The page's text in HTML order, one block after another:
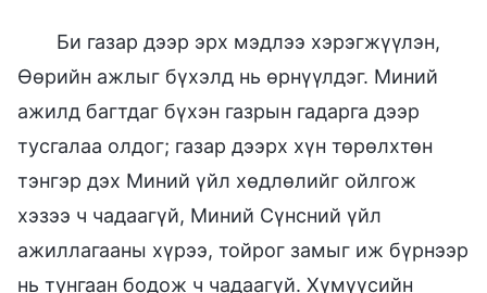
Би газар дээр эрх мэдлээ хэрэгжүүлэн,
Өөрийн ажлыг бүхэлд нь өрнүүлдэг. Миний
ажилд багтдаг бүхэн газрын гадарга дээр
тусгалаа олдог; газар дээрх хүн төрөлхтөн
тэнгэр дэх Миний үйл хөдлөлийг ойлгож
хэзээ ч чадаагүй, Миний Сүнсний үйл
ажиллагааны хүрээ, тойрог замыг иж бүрнээр
нь тунгаан бодож ч чадаагүй. Хүмүүсийн